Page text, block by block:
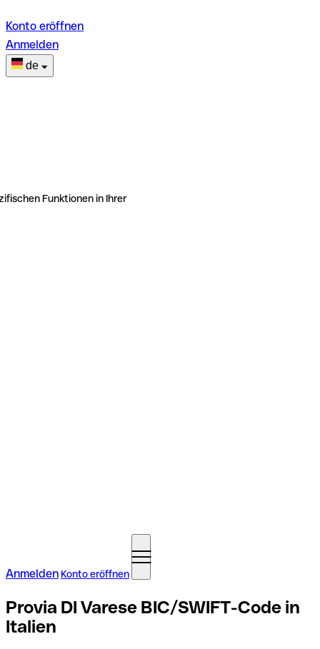
Konto eröffnen
Anmelden
de
Funktionen in Ihrer
Anmelden Konto eröffnen
Provia DI Varese BIC/SWIFT-Code in
Italien